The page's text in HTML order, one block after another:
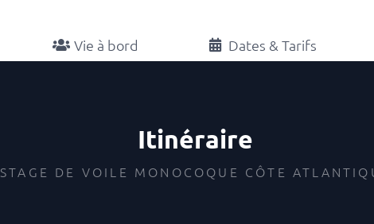
Vie à bord Dates & Tarifs
Itinéraire
STAGE DE VOILE MONOCOQUE CÔTE